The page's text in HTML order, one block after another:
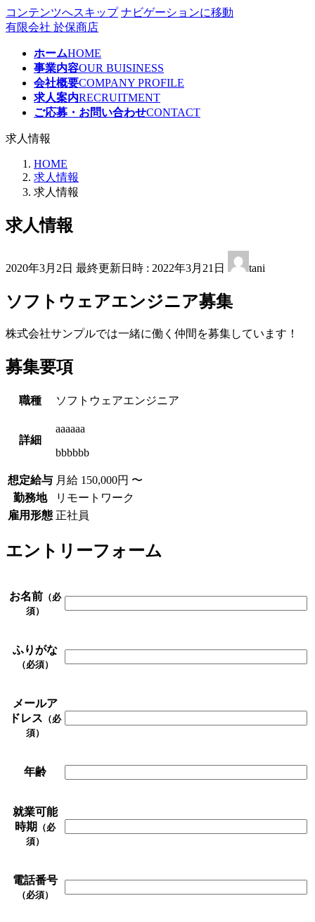
コンテンツへスキップ ナビゲーションに移動
有限会社 於保商店
ホームHOME
事業内容OUR BUISINESS
会社概要COMPANY PROFILE
求人案内RECRUITMENT
ご応募・お問い合わせCONTACT
求人情報
HOME
求人情報
求人情報
求人情報
2020年3月2日 最終更新日時 : 2022年3月21日 tani
ソフトウェアエンジニア募集
株式会社サンプルでは一緒に働く仲間を募集しています！
募集要項
職種 ソフトウェアエンジニア
詳細
aaaaaa
bbbbbb
想定給与 月給 150,000円 〜
勤務地
リモートワーク
雇用形態 正社員
エントリーフォーム
お名前（必
須）
ふりがな
（必須）
メールア
ドレス （必
須）
年齢
就業可能
時期 （必
須）
電話番号
（必須）